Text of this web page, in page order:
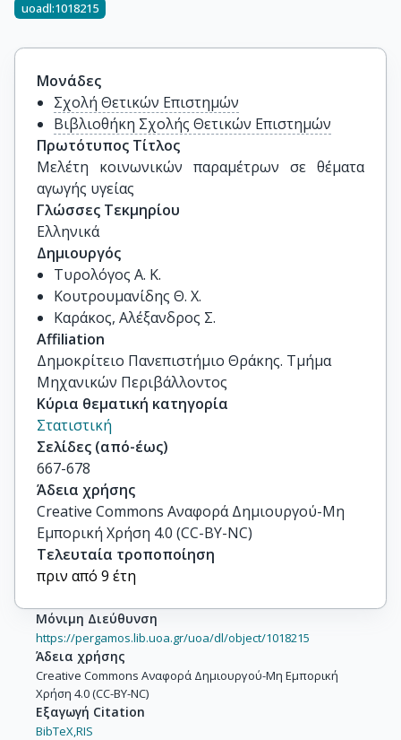
uoadl:1018215
Μονάδες
Σχολή Θετικών Επιστημών
Βιβλιοθήκη Σχολής Θετικών Επιστημών
Πρωτότυπος Τίτλος
Μελέτη κοινωνικών παραμέτρων σε θέματα
αγωγής υγείας
Γλώσσες Τεκμηρίου
Ελληνικά
Δημιουργός
Τυρολόγος Α. Κ.
Κουτρουμανίδης Θ. Χ.
Καράκος, Αλέξανδρος Σ.
Affiliation
Δημοκρίτειο Πανεπιστήμιο Θράκης. Τμήμα
Μηχανικών Περιβάλλοντος
Κύρια θεματική κατηγορία
Στατιστική
Σελίδες (από-έως)
667-678
Άδεια χρήσης
Creative Commons Αναφορά Δημιουργού-Μη
Εμπορική Χρήση 4.0 (CC-BY-NC)
Τελευταία τροποποίηση
πριν από 9 έτη
Μόνιμη Διεύθυνση
https://pergamos.lib.uoa.gr/uoa/dl/object/1018215
Άδεια χρήσης
Creative Commons Αναφορά Δημιουργού-Μη Εμπορική
Χρήση 4.0 (CC-BY-NC)
Εξαγωγή Citation
BibTeX,RIS